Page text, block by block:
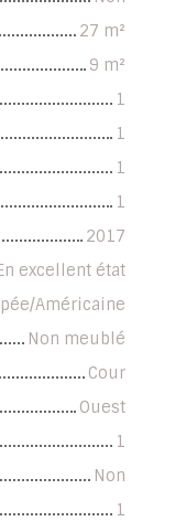
27 m²
9 m²
1
1
1
1
2017
En excellent état
Américaine
Non meublé
Cour
Ouest
1
Non
1